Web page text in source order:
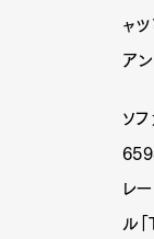
ャ
ア
ソ
レ
ル